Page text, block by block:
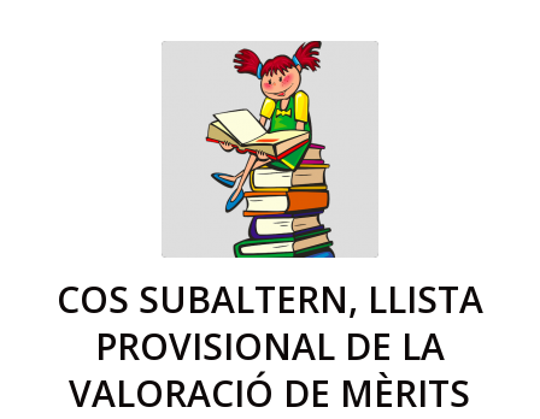
COS SUBALTERN, LLISTA
PROVISIONAL DE LA
VALORACIÓ DE MÈRITS